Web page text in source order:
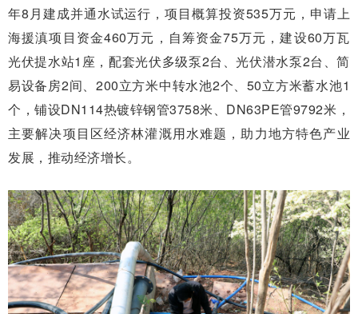
年8月建成并通水试运行，项目概算投资535万元，申请上
海援滇项目资金460万元，自筹资金75万元，建设60万瓦
光伏提水站1座，配套光伏多级泵2台、光伏潜水泵2台、简
易设备房2间、200立方米中转水池2个、50立方米蓄水池1
个，铺设DN114热镀锌钢管3758米、DN63PE管9792米，
主要解决项目区经济林灌溉用水难题，助力地方特色产业
发展，推动经济增长。